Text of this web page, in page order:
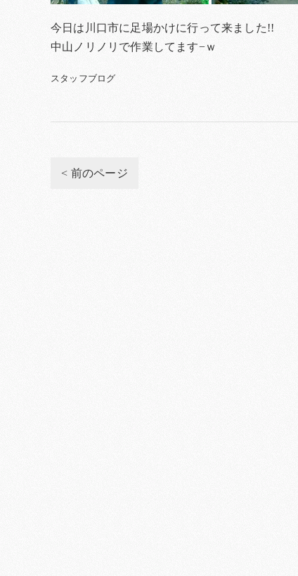
今日は川口市に足場かけに行って来ました!!
中山ノリノリで作業してます−ｗ
スタッフブログ
< 前のページ